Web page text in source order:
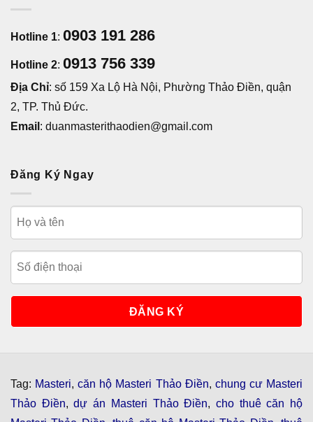
Hotline 1: 0903 191 286
Hotline 2: 0913 756 339
Địa Chỉ: số 159 Xa Lộ Hà Nội, Phường Thảo Điền, quận
2, TP. Thủ Đức.
Email : duanmasterithaodien@gmail.com
Đăng Ký Ngay
Tag: Masteri,căn hộ Masteri Thảo Điền, chung cư Masteri
Thảo Điền,dự án Masteri Thảo Điền, cho thuê căn hộ